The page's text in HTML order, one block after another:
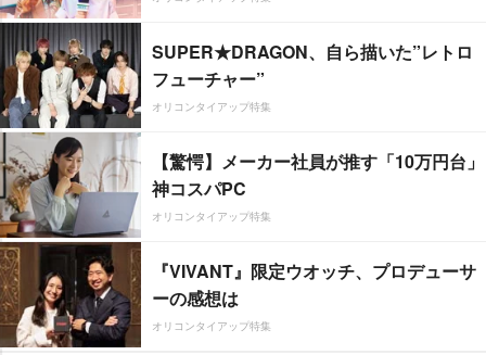
SUPER★DRAGON、自ら描いた”レトロ
フューチャー”
オリコンタイアップ特集
【驚愕】メーカー社員が推す「10万円台」
神コスパPC
オリコンタイアップ特集
『VIVANT』限定ウオッチ、プロデューサ
ーの感想は
オリコンタイアップ特集